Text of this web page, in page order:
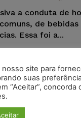
a conduta de
de
Essa foi a...
site para
suas
“Aceitar”, concorda